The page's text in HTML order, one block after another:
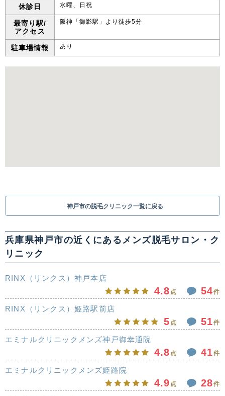
休診日 水曜、日祝
最寄り駅/
アクセス
阪神「御影駅」より徒歩5分
駐車場情報 あり
神戸市の脱毛クリニック一覧に戻る
兵庫県神戸市の近くにあるメンズ脱毛サロン・ク
リニック
RINX（リンクス）神戸本店
4.8 点 54件
RINX（リンクス）姫路駅前店
5 点 51件
エミナルクリニックメンズ神戸御幸通院
4.8 点 41件
エミナルクリニックメンズ姫路院
4.9 点 28件